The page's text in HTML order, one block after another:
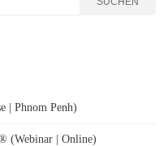
| Phnom Penh)
(Webinar | Online)